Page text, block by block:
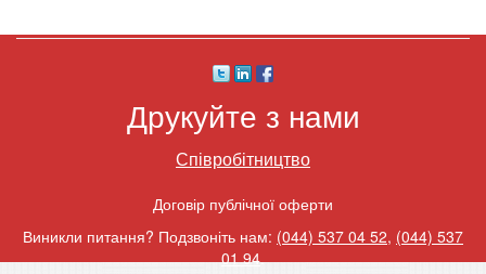
Друкуйте з нами
Співробітництво
Договір публічної оферти
Виникли питання? Подзвоніть нам: (044) 537 04 52, (044) 537
01 94.